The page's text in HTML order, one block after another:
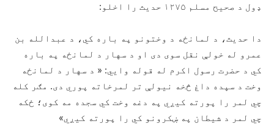
ډول د صحیح مسلم ۱۲۷۵ حدیث را اخلو:
دا حدیث، د لمانځه د وختونو په باره کي، د عبدالله بن
عمرو له خولې نقل سوی دی او د سهار د لمانځه په باره
کي د حضرت رسول اکرم له قوله وايي: « د سهار د لمانځه
وخت د سپده داغ څخه نیولې تر لمرخاته پوري دی. مګر کله
چي لمر را پورته کیږي په دغه وخت کي سجده مه کوی؛ ځکه
چي لمر د شیطان په ښکرونو کي را پورته کیږي»